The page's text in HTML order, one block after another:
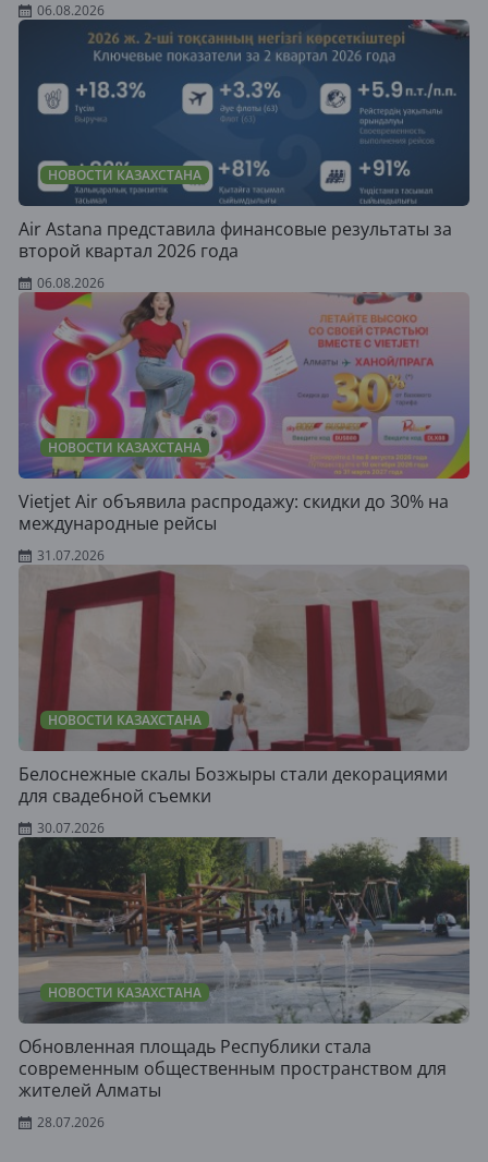
06.08.2026
НОВОСТИ КАЗАХСТАНА
Air Astana представила финансовые результаты за
второй квартал 2026 года
06.08.2026
НОВОСТИ КАЗАХСТАНА
Vietjet Air объявила распродажу: скидки до 30% на
международные рейсы
31.07.2026
НОВОСТИ КАЗАХСТАНА
Белоснежные скалы Бозжыры стали декорациями
для свадебной съемки
30.07.2026
НОВОСТИ КАЗАХСТАНА
Обновленная площадь Республики стала
современным общественным пространством для
жителей Алматы
28.07.2026